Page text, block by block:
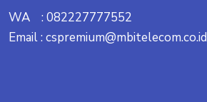
WA : 082227777552
Email : cspremium@mbitelecom.co.id